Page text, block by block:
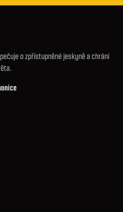
o zpřístupněné jeskyně a chrání